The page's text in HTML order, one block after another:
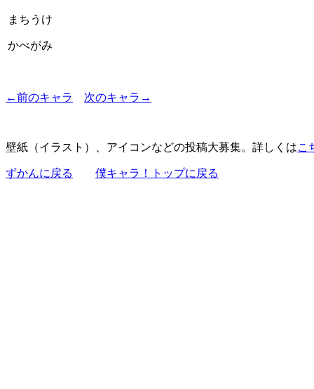
まちうけ
かべがみ
←前のキャラ 次のキャラ→
壁紙（イラスト）、アイコンなどの投稿大募集。詳しくはこ
ずかんに戻る 僕キャラ！トップに戻る